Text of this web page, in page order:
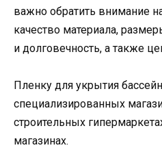
важно обратить внимание
качество материала,
и долговечность, а также
Пленку для укрытия
специализированных
строительных
магазинах.